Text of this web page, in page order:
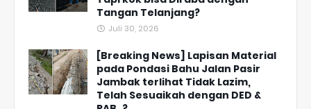
Tangan Telanjang?
Juli 30, 2026
[Breaking News] Lapisan Material
pada Pondasi Bahu Jalan Pasir
Jambak terlihat Tidak Lazim,
Telah Sesuaikah dengan DED &